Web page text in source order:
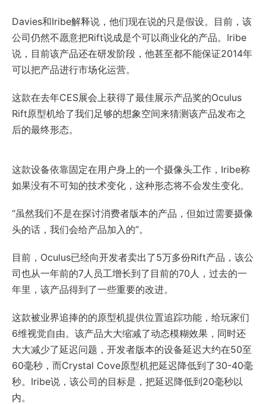
Davies和Iribe解释说，他们现在说的只是假设。目前，该
公司仍然不愿意把Rift说成是个可以商业化的产品。Iribe
说，目前该产品还在研发阶段，他甚至都不能保证2014年
可以把产品进行市场化运营。
这款在去年CES展会上获得了最佳展示产品奖的Oculus
Rift原型机给了我们足够的想象空间来猜测该产品发布之
后的最终形态。
这款设备依靠固定在用户身上的一个摄像头工作，Iribe称
如果没有不可知的技术变化，这种形态将不会发生变化。
“虽然我们不是在探讨消费者版本的产品，但如过需要摄像
头的话，我们会给产品加入的”。
目前，Oculus已经向开发者卖出了5万多份Rift产品，该公
司也从一年前的7人员工增长到了目前的70人，过去的一
年里，该产品得到了一些重要的改进。
这款被业界追捧的的原型机提供位置追踪功能，给玩家们
6维视觉自由。该产品大大缩减了动态模糊效果，同时还
大大减少了延迟问题，开发者版本的设备延迟大约在50至
60毫秒，而Crystal Cove原型机把延迟降低到了30-40毫
秒。Iribe说，该公司的目标是，把延迟降低到20毫秒以
内。